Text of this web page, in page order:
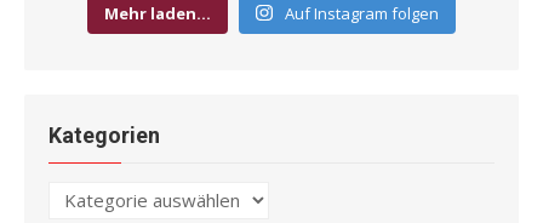
Mehr laden… Auf Instagram folgen
Kategorien
Kategorien